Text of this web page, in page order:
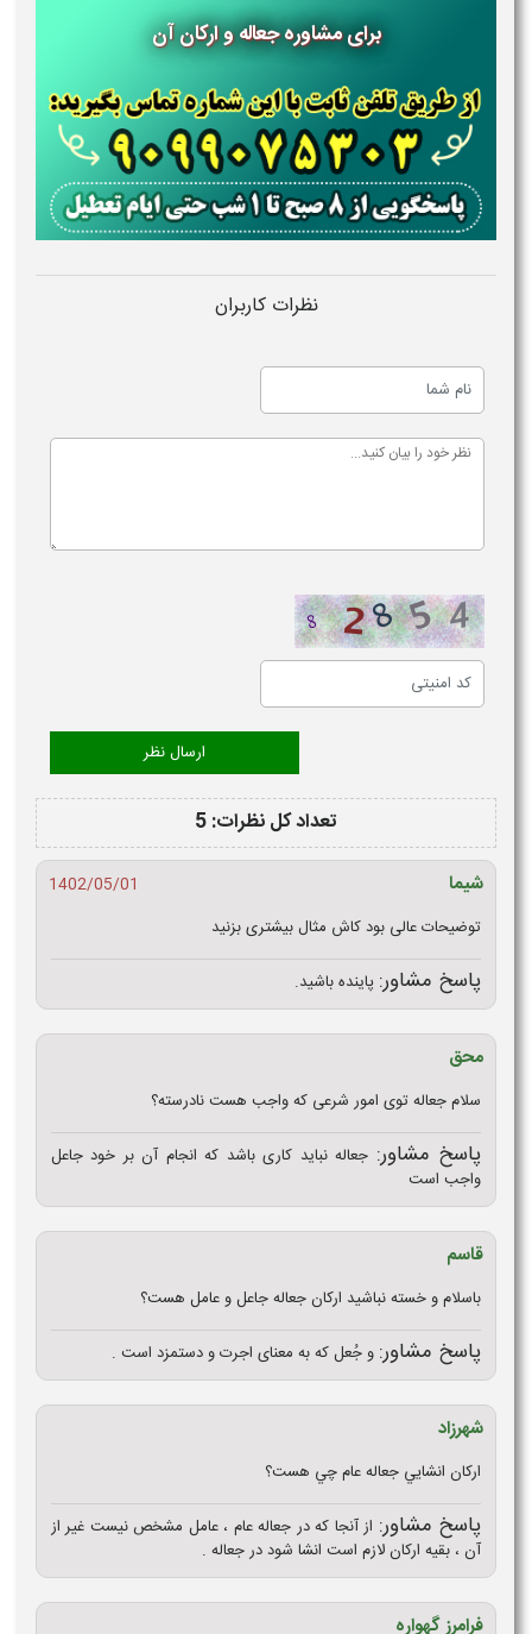
برای مشاوره جعاله و ارکان آن
نظرات کاربران
تعداد کل نظرات: 5
شیما
1402/05/01
توضیحات عالی بود کاش مثال بیشتری بزنید
پاسخ مشاور: پاینده باشید.
محق
سلام جعاله توی امور شرعی که واجب هست نادرسته؟
پاسخ مشاور: جعاله نباید کاری باشد که انجام آن بر خود جاعل
واجب است
قاسم
باسلام و خسته نباشید ارکان جعاله جاعل و عامل هست؟
پاسخ مشاور: و جُعل که به معنای اجرت و دستمزد است .
شهرزاد
اركان انشايي جعاله عام چي هست؟
پاسخ مشاور: از آنجا که در جعاله عام ، عامل مشخص نیست غیر از
آن ، بقیه ارکان لازم است انشا شود در جعاله .
فرامرز گهواره